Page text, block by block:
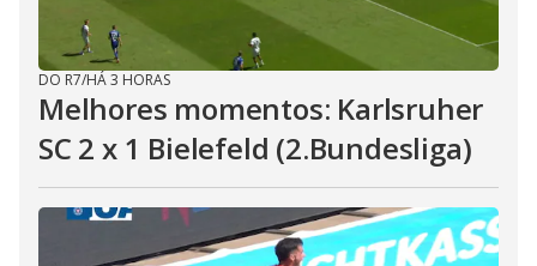
DO R7/HÁ 3 HORAS
Melhores momentos: Karlsruher
SC 2 x 1 Bielefeld (2.Bundesliga)